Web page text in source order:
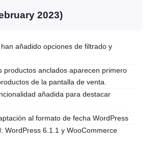
2023)
añadido opciones de filtrado y
productos anclados aparecen primero
de la pantalla de venta.
añadida para destacar
al formato de fecha WordPress
WordPress 6.1.1 y WooCommerce